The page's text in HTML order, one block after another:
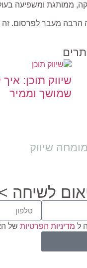
ממותגת ומשפיעה
הרבה מעבר לפרסום.
שיווק תוכן: איך
שמושך וממיר
שיווק
לשיחה
ל מדיניות הפרטיות של